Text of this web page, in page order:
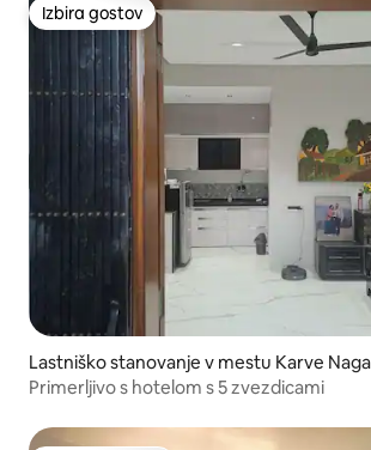
Izbira gostov
Izbira gostov
Lastniško stanovanje v mestu Karve
Primerljivo s hotelom s 5 zvezdicami